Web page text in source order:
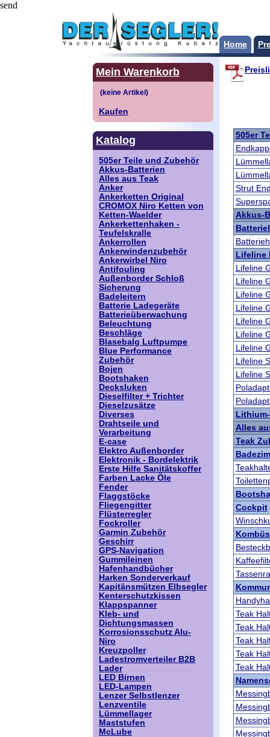
send
Home
Mein Warenkorb
Kaufen
Katalog
505er Teile und Zubehör
Akkus-Batterien
Alles aus Teak
Anker
Ankerketten Original
CROMOX Niro Ketten von
Ketten-Waelder
Ankerkettenhaken -
Teufelskralle
Ankerrollen
Ankerwindenzubehör
Ankerwirbel Niro
Antifouling
Außenborder Schloß
Sicherung
Badeleitern
Batterie Ladegeräte
Batterieüberwachung
Beleuchtung
Beschläge
Blasebalg Luftpumpe
Blue Performance
Zubehör
Bojen
Bootshaken
Decksluken
Dieselfilter + Trichter
Dieselzusätze
Diverses
Drahtseile und
Verarbeitung
E-case
Elektro Außenborder
Elektronik - Bordelektrik
Erste Hilfe Sanitätskoffer
Farben Lacke Öle
Fender
Flaggstöcke
Fliegengitter
Flüsterregler
Fockroller
Garmin Zubehör
Geschirr
GPS-Navigation
Gummileinen
Hafenhandbücher
Harken Sonderverkauf
Kapitänsmützen Elbsegler
Kenterschutzkissen
Klappspanner
Kleb- und
Dichtungsmassen
Korrosionsschutz Alu-
Niro
Kreuzpoller
Ladestromverteiler B2B
Lader
LED Birnen
LED-Lampen
Lenzer Selbstlenzer
Lenzventile
Lümmellager
Maststufen
McLube
505er
Strut
Akkus-
Lifeline
Lifeline
Lifeline
Lifeline
Lifeline
Lifeline
Lifeline
Lifeline
Lifeline
Lifeline
Alles
Teak
Cockpit
Teak
Teak
Teak
Teak
Teak